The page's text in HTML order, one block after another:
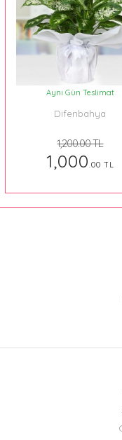
Aynı Gün Teslimat
Difenbahya
1,200.00 TL
1,000.00 TL